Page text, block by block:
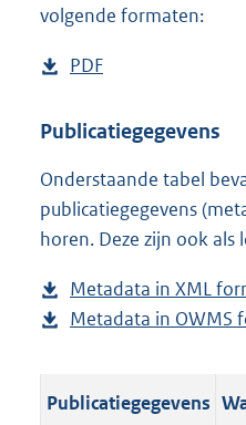
volgende formaten:
D
w
l
o
a
p
u
l
PDF
s
a
n
d
g
r
o
Publicatiegegevens
Onderstaande tabel
publicatiegegevens
horen. Deze zijn ook als
Metadata in XML
Metadata in OWMS
Publicatiegegevens